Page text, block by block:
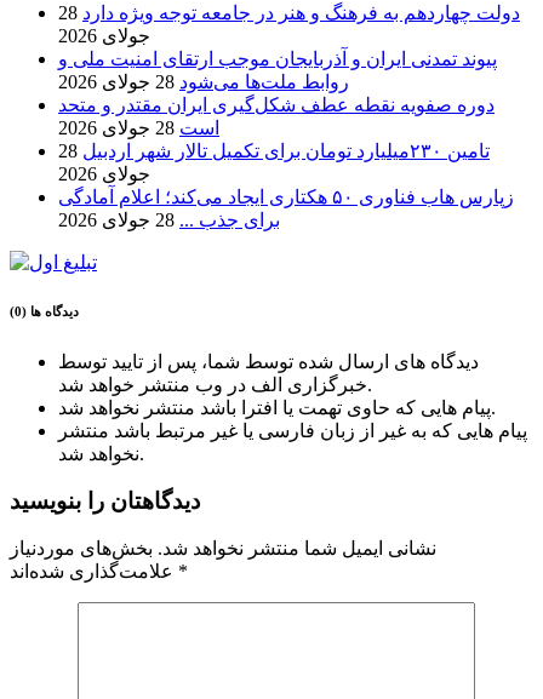
دولت چهاردهم به فرهنگ و هنر در جامعه توجه ویژه دارد 28
جولای 2026
پیوند تمدنی ایران و آذربایجان موجب ارتقای امنیت ملی و
روابط ملت‌ها می‌شود 28 جولای 2026
دوره صفویه نقطه عطف شکل‌گیری ایران مقتدر و متحد
است 28 جولای 2026
تامین ۲۳۰میلیارد تومان برای تکمیل تالار شهر اردبیل
28
جولای 2026
زپارس هاب فناوری ۵۰ هکتاری ایجاد می‌کند؛ اعلام آمادگی
برای جذب ... 28 جولای 2026
دیدگاه ها (0)
دیدگاه های ارسال شده توسط شما، پس از تایید توسط
خبرگزاری الف در وب منتشر خواهد شد.
پیام هایی که حاوی تهمت یا افترا باشد منتشر نخواهد شد.
پیام هایی که به غیر از زبان فارسی یا غیر مرتبط باشد منتشر
نخواهد شد.
دیدگاهتان را بنویسید
نشانی ایمیل شما منتشر نخواهد شد. بخش‌های موردنیاز
*